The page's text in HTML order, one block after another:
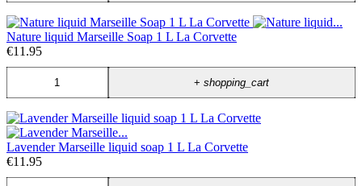
Nature liquid Marseille Soap 1 L La Corvette
€11.95
+shopping_cart
Lavender Marseille liquid soap 1 L La Corvette
€11.95